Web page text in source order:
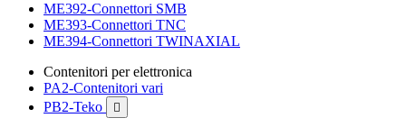
ME392-Connettori SMB
ME393-Connettori TNC
ME394-Connettori TWINAXIAL
Contenitori per elettronica
PA2-Contenitori vari
PB2-Teko
